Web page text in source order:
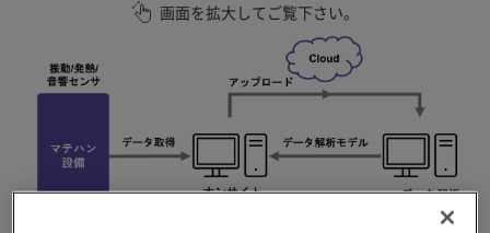
画面を拡大してご覧下さい。